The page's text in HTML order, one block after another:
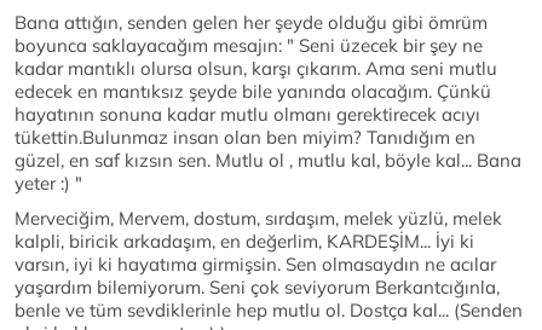
Bana attığın, senden gelen her şeyde olduğu gibi ömrüm
boyunca saklayacağım mesajın: " Seni üzecek bir şey ne
kadar mantıklı olursa olsun, karşı çıkarım. Ama seni mutlu
edecek en mantıksız şeyde bile yanında olacağım. Çünkü
hayatının sonuna kadar mutlu olmanı gerektirecek acıyı
tükettin.Bulunmaz insan olan ben miyim? Tanıdığım en
güzel, en saf kızsın sen. Mutlu ol , mutlu kal, böyle kal... Bana
yeter :) "
Merveciğim, Mervem, dostum, sırdaşım, melek yüzlü, melek
kalpli, biricik arkadaşım, en değerlim, KARDEŞİM... İyi ki
varsın, iyi ki hayatıma girmişsin. Sen olmasaydın ne acılar
yaşardım bilemiyorum. Seni çok seviyorum Berkantcığınla,
benle ve tüm sevdiklerinle hep mutlu ol. Dostça kal... (Senden